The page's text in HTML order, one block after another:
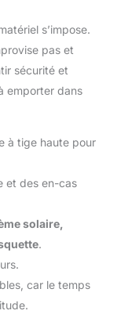
pénétrer ;
pour plus
l'humidité.
】La veste
zippées
vous
téléphone
s’impose.
pas et
sécurité et
emporter dans
à tige haute pour
et des en-cas
solaire,
.
car le temps